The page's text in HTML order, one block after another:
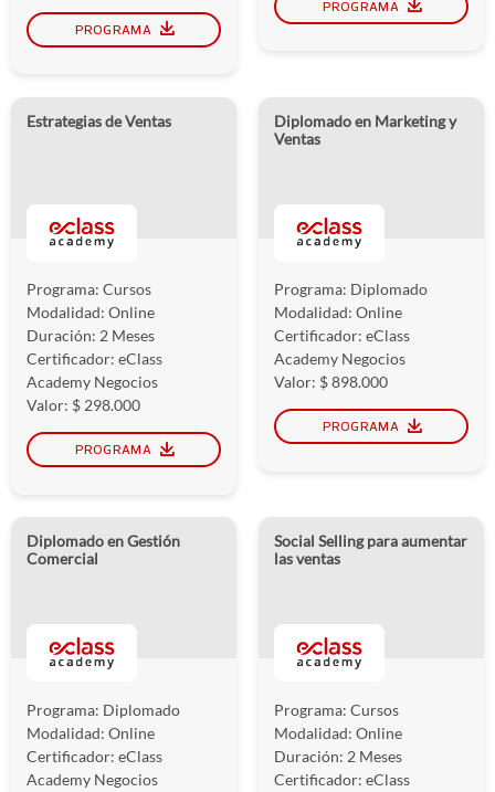
PROGRAMA
PROGRAMA
Estrategias de Ventas
Programa: Cursos
Modalidad: Online
Duración: 2 Meses
Certificador: eClass
Academy Negocios
Valor: $ 298.000
PROGRAMA
Diplomado en Marketing y
Ventas
Programa: Diplomado
Modalidad: Online
Certificador: eClass
Academy Negocios
Valor: $ 898.000
PROGRAMA
Diplomado en Gestión
Comercial
Programa: Diplomado
Modalidad: Online
Certificador: eClass
Academy Negocios
Social Selling para aumentar
las ventas
Programa: Cursos
Modalidad: Online
Duración: 2 Meses
Certificador: eClass